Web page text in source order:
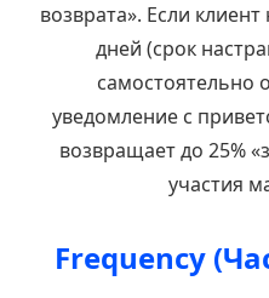
возврата». Если
дней (срок
самостоятельно
уведомление с
возвращает до 25%
участия
Frequency